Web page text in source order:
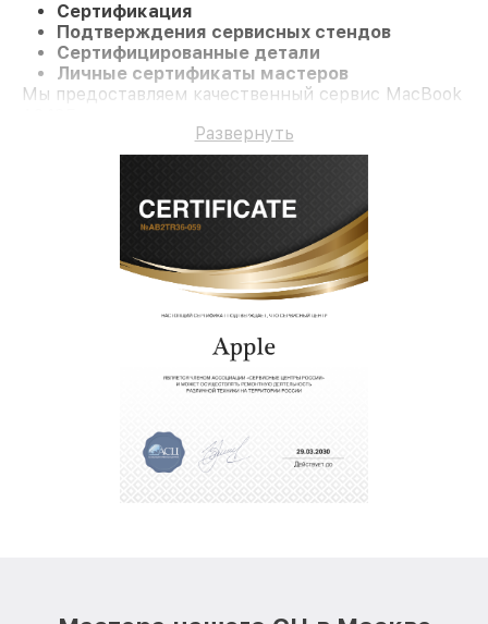
Сертификация
Подтверждения сервисных стендов
Сертифицированные детали
Личные сертификаты мастеров
Мы предоставляем качественный сервис MacBook
Развернуть